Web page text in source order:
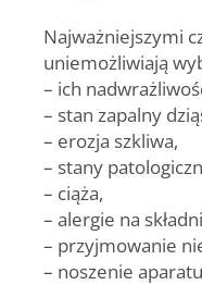
Najważniejszymi
uniemożliwiają
– ich
– stan zapalny
– erozja szkliwa,
– stany
– ciąża,
– alergie na
– przyjmowanie
– noszenie